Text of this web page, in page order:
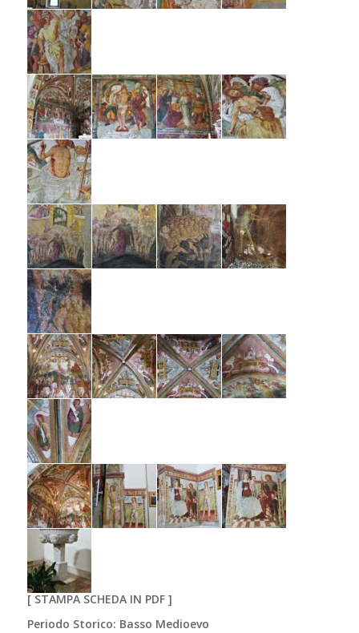
[ STAMPA SCHEDA IN PDF]
Periodo Storico: Basso Medioevo